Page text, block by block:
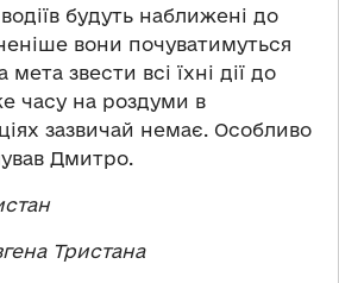
будуть наближені до
вони почуватимуться
звести всі їхні дії до
часу на роздуми в
зазвичай немає. Особливо
Дмитро.
Тристана